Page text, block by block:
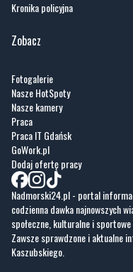
Nasze HotSpoty
Praca IT Gdańsk
GoWork.pl
Dodaj ofertę pracy
Nadmorski24.pl - portal
codzienna dawka najnowszych
społeczne, kulturalne i sportowe
Zawsze sprawdzone i aktualne
Kaszubskiego.